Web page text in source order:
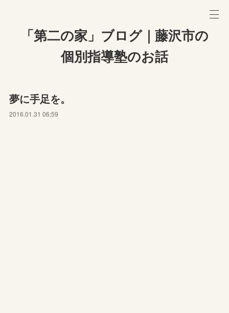
「第二の家」ブログ｜藤沢市の
個別指導塾のお話
夢に手足を。
2016.01.31 06:59